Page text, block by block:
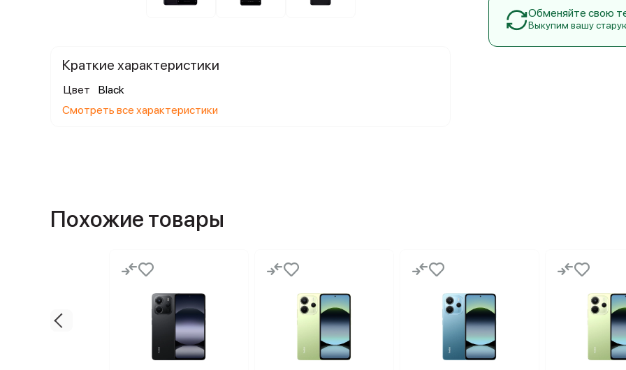
Краткие характеристики
Цвет
Black
Смотреть все характеристики
Обменяйте свою
Выкупим вашу
Похожие товары